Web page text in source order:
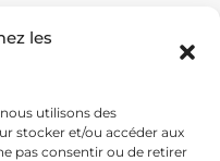
les
utilisons des
stocker et/ou accéder aux
pas consentir ou de retirer
?